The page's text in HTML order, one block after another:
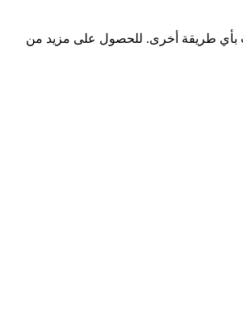
بأي طريقة أخرى. للحصول على مزيد من